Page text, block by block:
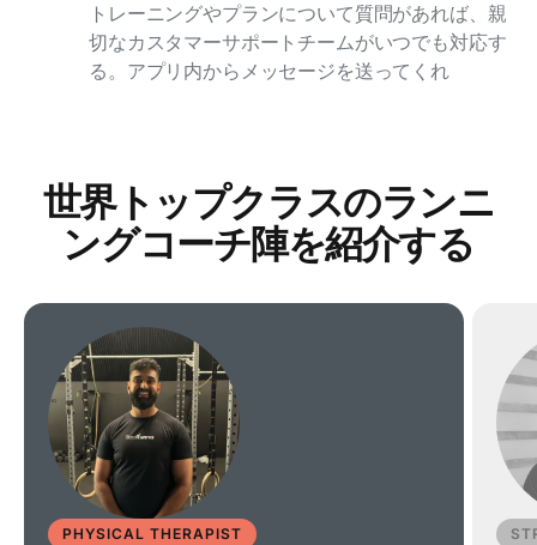
トレーニングやプランについて質問があれば、親
切なカスタマーサポートチームがいつでも対応す
る。アプリ内からメッセージを送ってくれ
世界トップクラスのランニ
ングコーチ陣を紹介する
PHYSICAL THERAPIST